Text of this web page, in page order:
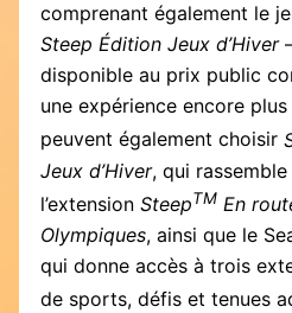
comprenant également le
Steep Édition Jeux d’Hiver
disponible au prix public
une expérience encore
peuvent également choisir
Jeux d’Hiver, qui
l’extension SteepTM En
Olympiques, ainsi que le
qui donne accès à trois
de sports, défis et tenues